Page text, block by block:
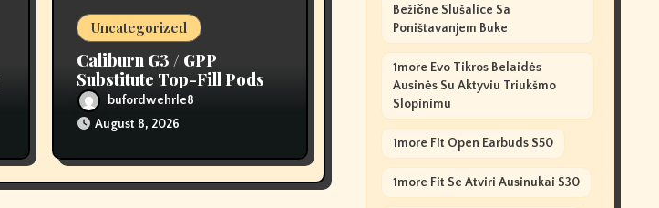
Uncategorized
Caliburn G3 / GPP
Substitute Top-Fill Pods
bufordwehrle8
August 8, 2026
Bežične Slušalice Sa
Poništavanjem Buke
1more Evo Tikros Belaidės
Ausinės Su Aktyviu Triukšmo
Slopinimu
1more Fit Open Earbuds S50
1more Fit Se Atviri Ausinukai S30